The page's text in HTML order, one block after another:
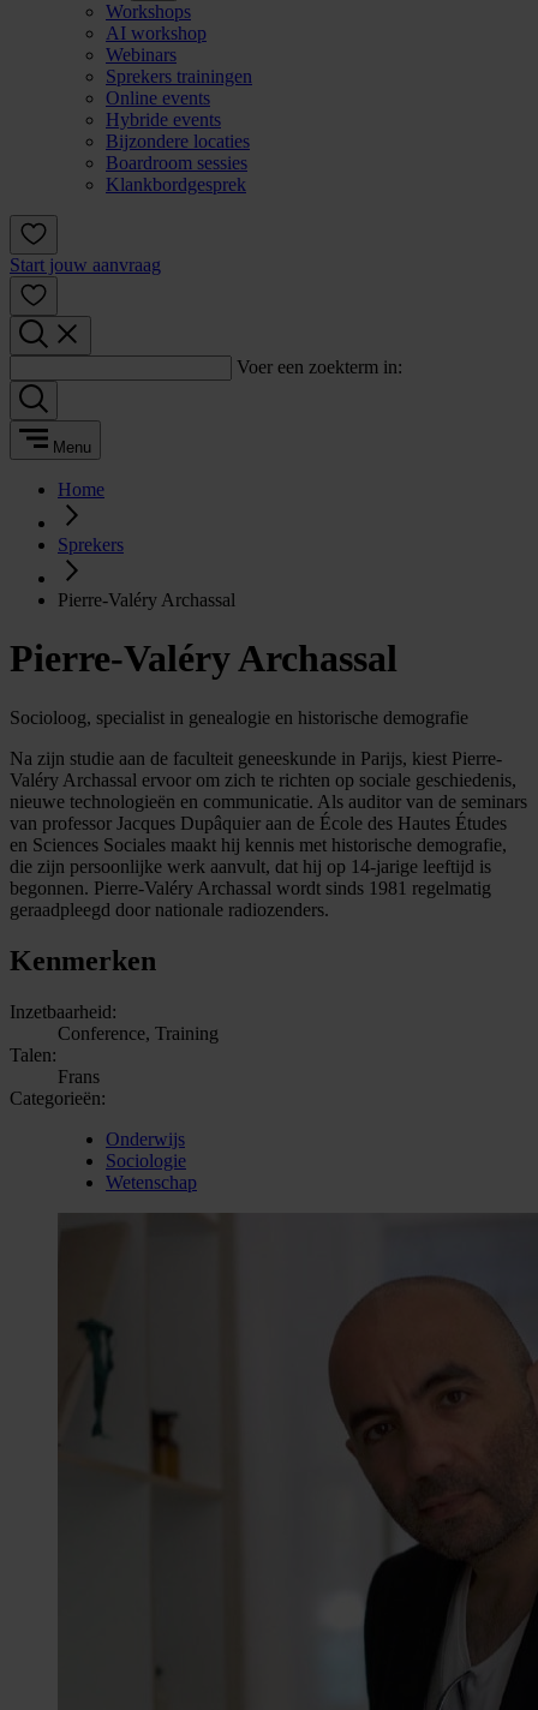
Workshops
AI workshop
Webinars
Sprekers trainingen
Online events
Hybride events
Bijzondere locaties
Boardroom sessies
Klankbordgesprek
Start jouw aanvraag
Voer een zoekterm in:
Menu
Home
Sprekers
Pierre-Valéry Archassal
Pierre-Valéry Archassal
Socioloog, specialist in genealogie en historische demografie
Na zijn studie aan de faculteit geneeskunde in Parijs, kiest Pierre-
Valéry Archassal ervoor om zich te richten op sociale geschiedenis,
nieuwe technologieën en communicatie. Als auditor van de seminars
van professor Jacques Dupâquier aan de École des Hautes Études
en Sciences Sociales maakt hij kennis met historische demografie,
die zijn persoonlijke werk aanvult, dat hij op 14-jarige leeftijd is
begonnen. Pierre-Valéry Archassal wordt sinds 1981 regelmatig
geraadpleegd door nationale radiozenders.
Kenmerken
Inzetbaarheid:
Conference, Training
Talen:
Frans
Categorieën:
Onderwijs
Sociologie
Wetenschap